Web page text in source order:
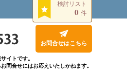
検討リスト
0 件
お問合せはこちら
イトです。
問合せにはお応えいたしかねます。